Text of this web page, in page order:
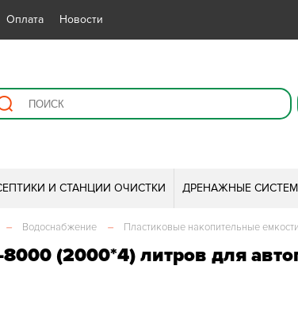
Оплата Новости
И СТАНЦИИ ОЧИСТКИ ДРЕНАЖНЫЕ
– Водоснабжение – Пластиковые накопительные
8000 (2000*4) литров для